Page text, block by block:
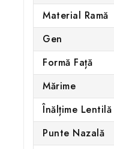
Material Ramă
Gen
Formă Față
Mărime
Înălțime Lentilă
Punte Nazală